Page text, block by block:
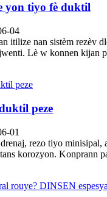
yon tiyo fè duktil
04
itilize nan sistèm rezèv
Lè w konnen kijan
peze
01
rezo tiyo
korozyon. Konprann